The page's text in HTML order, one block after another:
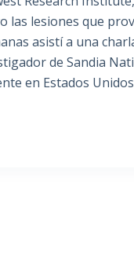
las lesiones que
asistí a una
de Sandia
en Estados